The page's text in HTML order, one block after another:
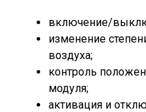
включение/
изменение
воздуха;
контроль
модуля;
активация и